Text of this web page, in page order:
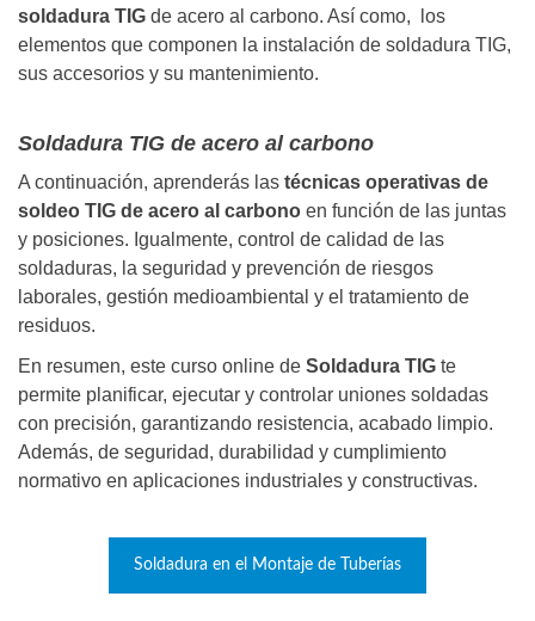
soldadura TIG de acero al carbono. Así como, los
elementos que componen la instalación de soldadura TIG,
sus accesorios y su mantenimiento.
Soldadura TIG de acero al carbono
A continuación, aprenderás las técnicas operativas de
soldeo TIG de acero al carbono en función de las juntas
y posiciones. Igualmente, control de calidad de las
soldaduras, la seguridad y prevención de riesgos
laborales, gestión medioambiental y el tratamiento de
residuos.
En resumen, este curso online de Soldadura TIG te
permite planificar, ejecutar y controlar uniones soldadas
con precisión, garantizando resistencia, acabado limpio.
Además, de seguridad, durabilidad y cumplimiento
normativo en aplicaciones industriales y constructivas.
Soldadura en el Montaje de Tuberías